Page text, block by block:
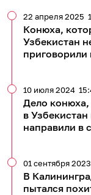
Конюха,
Узбекистан
приговорили
22 апреля 2025
Дело конюха,
в
направили в
10 июля 2024
В
пытался
01 сентября 2023